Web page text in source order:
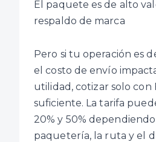
El paquete es de alto
respaldo de marca
Pero si tu operación es
el costo de envío
utilidad, cotizar solo con
suficiente. La tarifa
20% y 50%
paquetería, la ruta y el